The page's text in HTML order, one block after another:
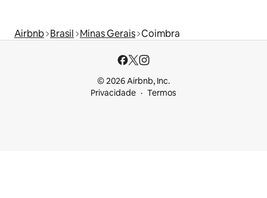
Airbnb Brasil Minas Gerais Coimbra
© 2026 Airbnb, Inc.
Privacidade
Termos